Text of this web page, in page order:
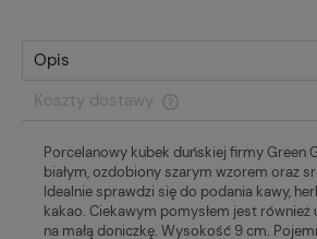
Opis
Koszty dostawy
Cena nie zawiera ewentualnych kosztów
Porcelanowy kubek duńskiej firmy Green
białym, ozdobiony szarym wzorem oraz
Idealnie sprawdzi się do podania kawy,
kakao. Ciekawym pomysłem jest również
na małą doniczkę. Wysokość 9 cm.